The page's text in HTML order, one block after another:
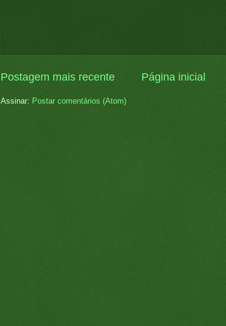
Postagem mais recente Página inicial
Assinar: Postar comentários (Atom)